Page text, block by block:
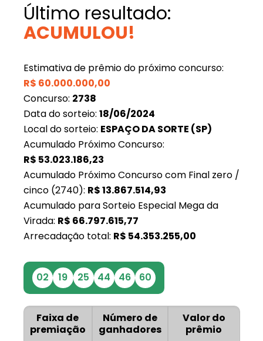
Último resultado:
ACUMULOU!
Estimativa de prêmio do próximo concurso:
R$ 60.000.000,00
Concurso: 2738
Data do sorteio: 18/06/2024
Local do sorteio: ESPAÇO DA SORTE (SP)
Acumulado Próximo Concurso:
R$ 53.023.186,23
Acumulado Próximo Concurso com Final zero /
cinco (2740): R$13.867.514,93
Acumulado para Sorteio Especial Mega da
Virada: R$ 66.797.615,77
Arrecadação total: R$ 54.353.255,00
02 19 25 44 46 60
Faixa de
premiação
Número de
ganhadores
Valor do
prêmio